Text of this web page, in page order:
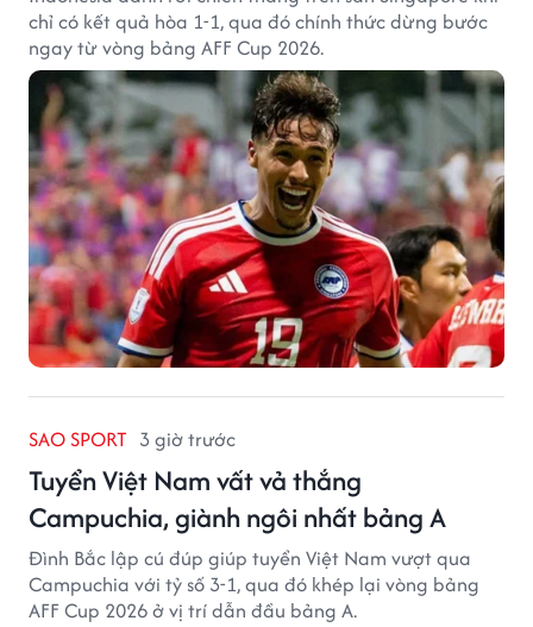
chỉ có kết quả hòa 1-1, qua đó chính thức dừng bước
ngay từ vòng bảng AFF Cup 2026.
SAO SPORT 3 giờ trước
Tuyển Việt Nam vất vả thắng
Campuchia, giành ngôi nhất bảng A
Đình Bắc lập cú đúp giúp tuyển Việt Nam vượt qua
Campuchia với tỷ số 3-1, qua đó khép lại vòng bảng
AFF Cup 2026 ở vị trí dẫn đầu bảng A.